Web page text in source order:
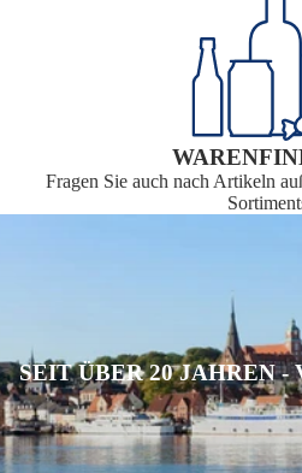
Fragen Sie auch nach Artikeln
SEIT ÜBER 20 JAHREN